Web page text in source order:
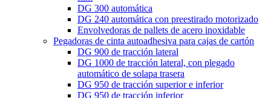
DG 300 automática
DG 240 automática con preestirado motorizado
Envolvedoras de pallets de acero inoxidable
Pegadoras de cinta autoadhesiva para cajas de cartón
DG 900 de tracción lateral
DG 1000 de tracción lateral, con plegado
automático de solapa trasera
DG 950 de tracción superior e inferior
DG 950 de tracción inferior